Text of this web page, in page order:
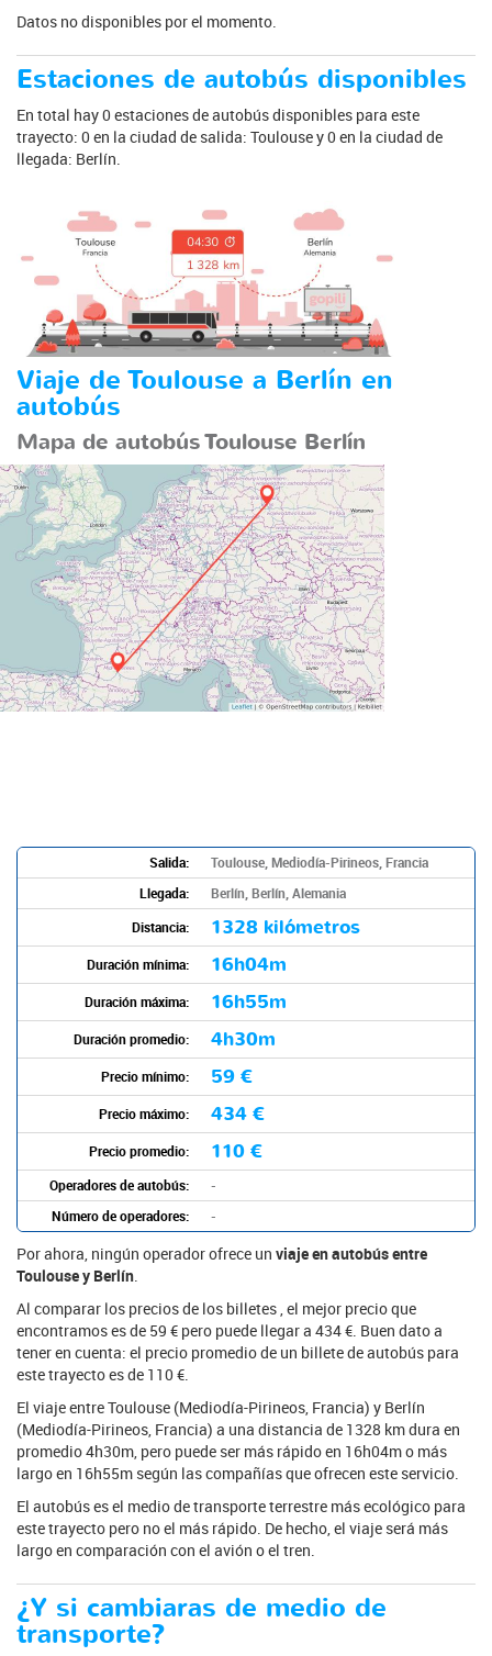
Datos no disponibles por el momento.
Estaciones de autobús disponibles
En total hay 0 estaciones de autobús disponibles para este
trayecto: 0 en la ciudad de salida: Toulouse y 0 en la ciudad de
llegada: Berlín.
Viaje de Toulouse a Berlín en
autobús
Mapa de autobús Toulouse Berlín
Salida:
Toulouse, Mediodía-Pirineos, Francia
Llegada:
Berlín, Berlín, Alemania
Distancia:
1328 kilómetros
Duración mínima: 16h04m
Duración máxima: 16h55m
Duración promedio: 4h30m
Precio mínimo: 59 €
Precio máximo: 434 €
Precio promedio: 110 €
Operadores de autobús:
-
Número de operadores:
-
Por ahora, ningún operador ofrece un viaje en autobús entre
Toulouse y Berlín
Al comparar los precios de los billetes , el mejor precio que
encontramos es de 59 € pero puede llegar a 434 €. Buen dato a
tener en cuenta: el precio promedio de un billete de autobús para
este trayecto es de 110 €.
El viaje entre Toulouse (Mediodía-Pirineos, Francia) y Berlín
(Mediodía-Pirineos, Francia) a una distancia de 1328 km dura en
promedio 4h30m, pero puede ser más rápido en 16h04m o más
largo en 16h55m según las compañías que ofrecen este servicio.
El autobús es el medio de transporte terrestre más ecológico para
este trayecto pero no el más rápido. De hecho, el viaje será más
largo en comparación con el avión o el tren.
¿Y si cambiaras de medio de
transporte?